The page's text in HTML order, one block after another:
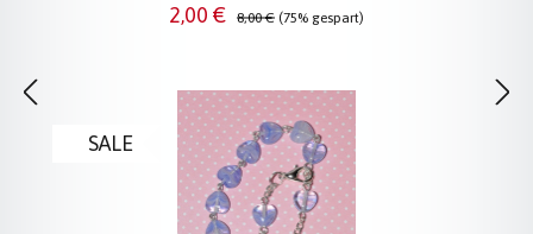
SALE
Verkaufspreis:
2,00 € Regulärer Preis:
8,00 € (75% gespart)